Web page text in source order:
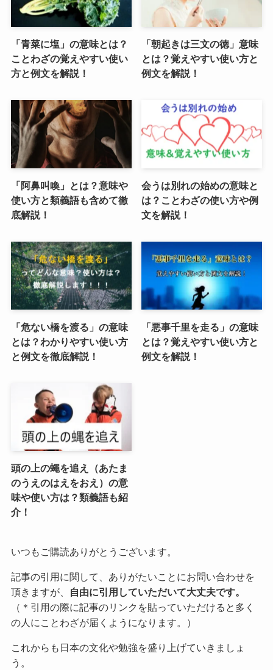
「青菜に塩」の意味とは？
ことわざの覚えやすい使い
方と例文を解説！
「朝起きは三文の徳」意味
とは？覚えやすい使い方と
例文を解説！
「阿鼻叫喚」とは？意味や
使い方と類義語も含めて徹
底解説！
会うは別れの始めの意味と
は？ことわざの使い方や例
文を解説！
「危ない橋を渡る」の意味
とは？わかりやすい使い方
と例文を徹底解説！
「悪事千里を走る」の意味
とは？覚えやすい使い方と
例文を解説！
頭の上の蠅を追え（あたま
のうえのはえをおえ）の意
味や使い方は？類義語も紹
介！
いつもご購読ありがとうございます。
記事の引用に関して、ありがたいことにお問い合わせを
頂きますが、
自由に引用していただいて大丈夫です。
（＊引用の際に記事のリンクを貼っていただけると多く
の人にことわざが届くようになります。）
これからも日本の文化や勉強を盛り上げていきましょ
う。